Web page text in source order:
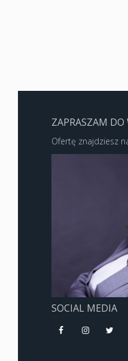
ZAPRASZAM DO
Ofertę znajdziesz
SOCIAL MEDIA